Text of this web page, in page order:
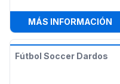
MÁS INFORMACIÓN:
Fútbol Soccer Dardos